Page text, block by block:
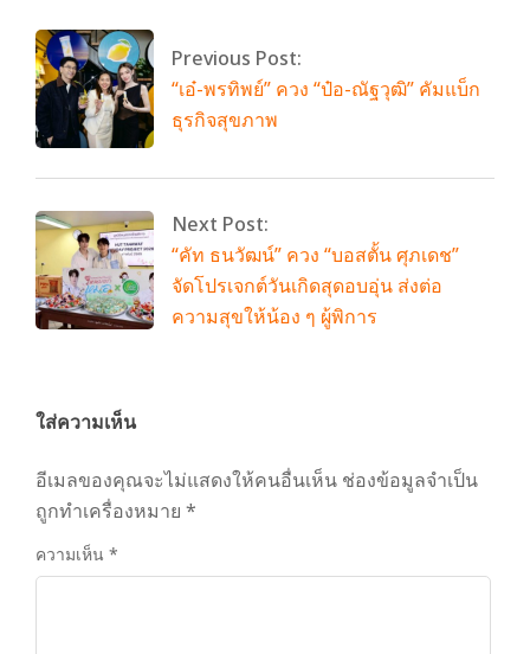
Previous Post:
“เอ๋-พรทิพย์” ควง “ป๋อ-ณัฐวุฒิ” คัมแบ็ก
ธุรกิจสุขภาพ
Next Post:
“คัท ธนวัฒน์” ควง “บอสตั้น ศุภเดช”
จัดโปรเจกต์วันเกิดสุดอบอุ่น ส่งต่อ
ความสุขให้น้อง ๆ ผู้พิการ
ใส่ความเห็น
อีเมลของคุณจะไม่แสดงให้คนอื่นเห็น ช่องข้อมูลจำเป็น
ถูกทำเครื่องหมาย *
ความเห็น *